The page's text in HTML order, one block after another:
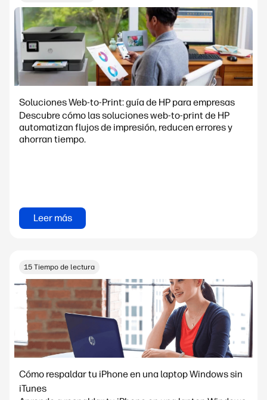
Soluciones Web-to-Print: guía de HP para empresas
Descubre cómo las soluciones web-to-print de HP
automatizan flujos de impresión, reducen errores y
ahorran tiempo.
Leer más
15 Tiempo de lectura
Cómo respaldar tu iPhone en una laptop Windows sin
iTunes